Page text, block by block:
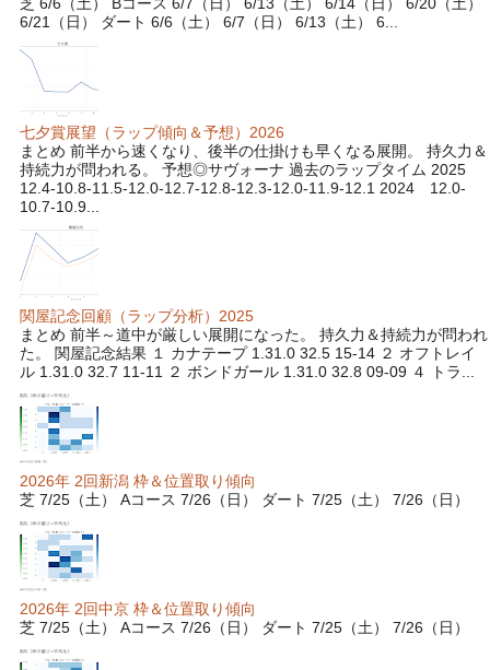
芝 6/6（土） Bコース 6/7（日） 6/13（土） 6/14（日） 6/20（土）
6/21（日） ダート 6/6（土） 6/7（日） 6/13（土） 6...
七夕賞展望（ラップ傾向＆予想）2026
まとめ 前半から速くなり、後半の仕掛けも早くなる展開。 持久力＆
持続力が問われる。 予想◎サヴォーナ 過去のラップタイム 2025
12.4-10.8-11.5-12.0-12.7-12.8-12.3-12.0-11.9-12.1 2024 12.0-
10.7-10.9...
関屋記念回顧（ラップ分析）2025
まとめ 前半～道中が厳しい展開になった。 持久力＆持続力が問われ
た。 関屋記念結果 １ カナテープ 1.31.0 32.5 15-14 ２ オフトレイ
ル 1.31.0 32.7 11-11 ２ ボンドガール 1.31.0 32.8 09-09 ４ トラ...
2026年 2回新潟 枠＆位置取り傾向
芝 7/25（土） Aコース 7/26（日） ダート 7/25（土） 7/26（日）
2026年 2回中京 枠＆位置取り傾向
芝 7/25（土） Aコース 7/26（日） ダート 7/25（土） 7/26（日）